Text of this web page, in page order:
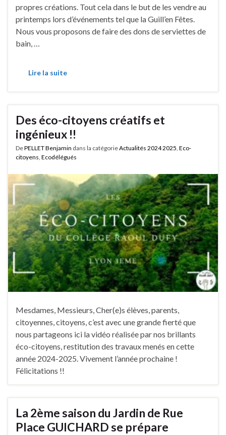
propres créations. Tout cela dans le but de les vendre au
printemps lors d’événements tel que la Guill’en Fêtes.
Nous vous proposons de faire des dons de serviettes de
bain, …
Lire la suite
Des éco-citoyens créatifs et
ingénieux !!
DePELLET Benjamin dans la catégorieActualités 2024 2025, Eco-
citoyens, Ecodélégués
Mesdames, Messieurs, Cher(e)s élèves, parents,
citoyennes, citoyens, c’est avec une grande fierté que
nous partageons ici la vidéo réalisée par nos brillants
éco-citoyens, restitution des travaux menés en cette
année 2024-2025. Vivement l’année prochaine !
Félicitations !!
La 2ème saison du Jardin de Rue
Place GUICHARD se prépare